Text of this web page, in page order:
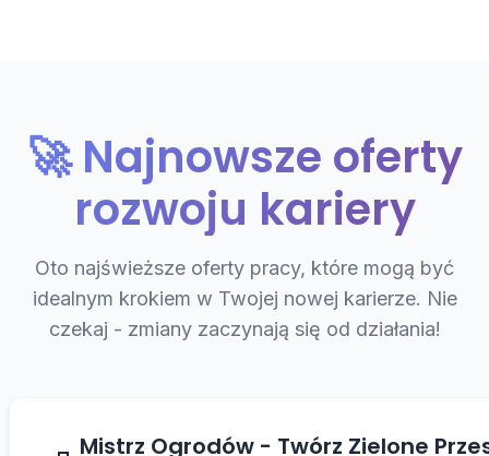
🚀 Najnowsze oferty
rozwoju kariery
Oto najświeższe oferty pracy, które mogą być
idealnym krokiem w Twojej nowej karierze. Nie
czekaj - zmiany zaczynają się od działania!
Mistrz Ogrodów - Twórz Zielone